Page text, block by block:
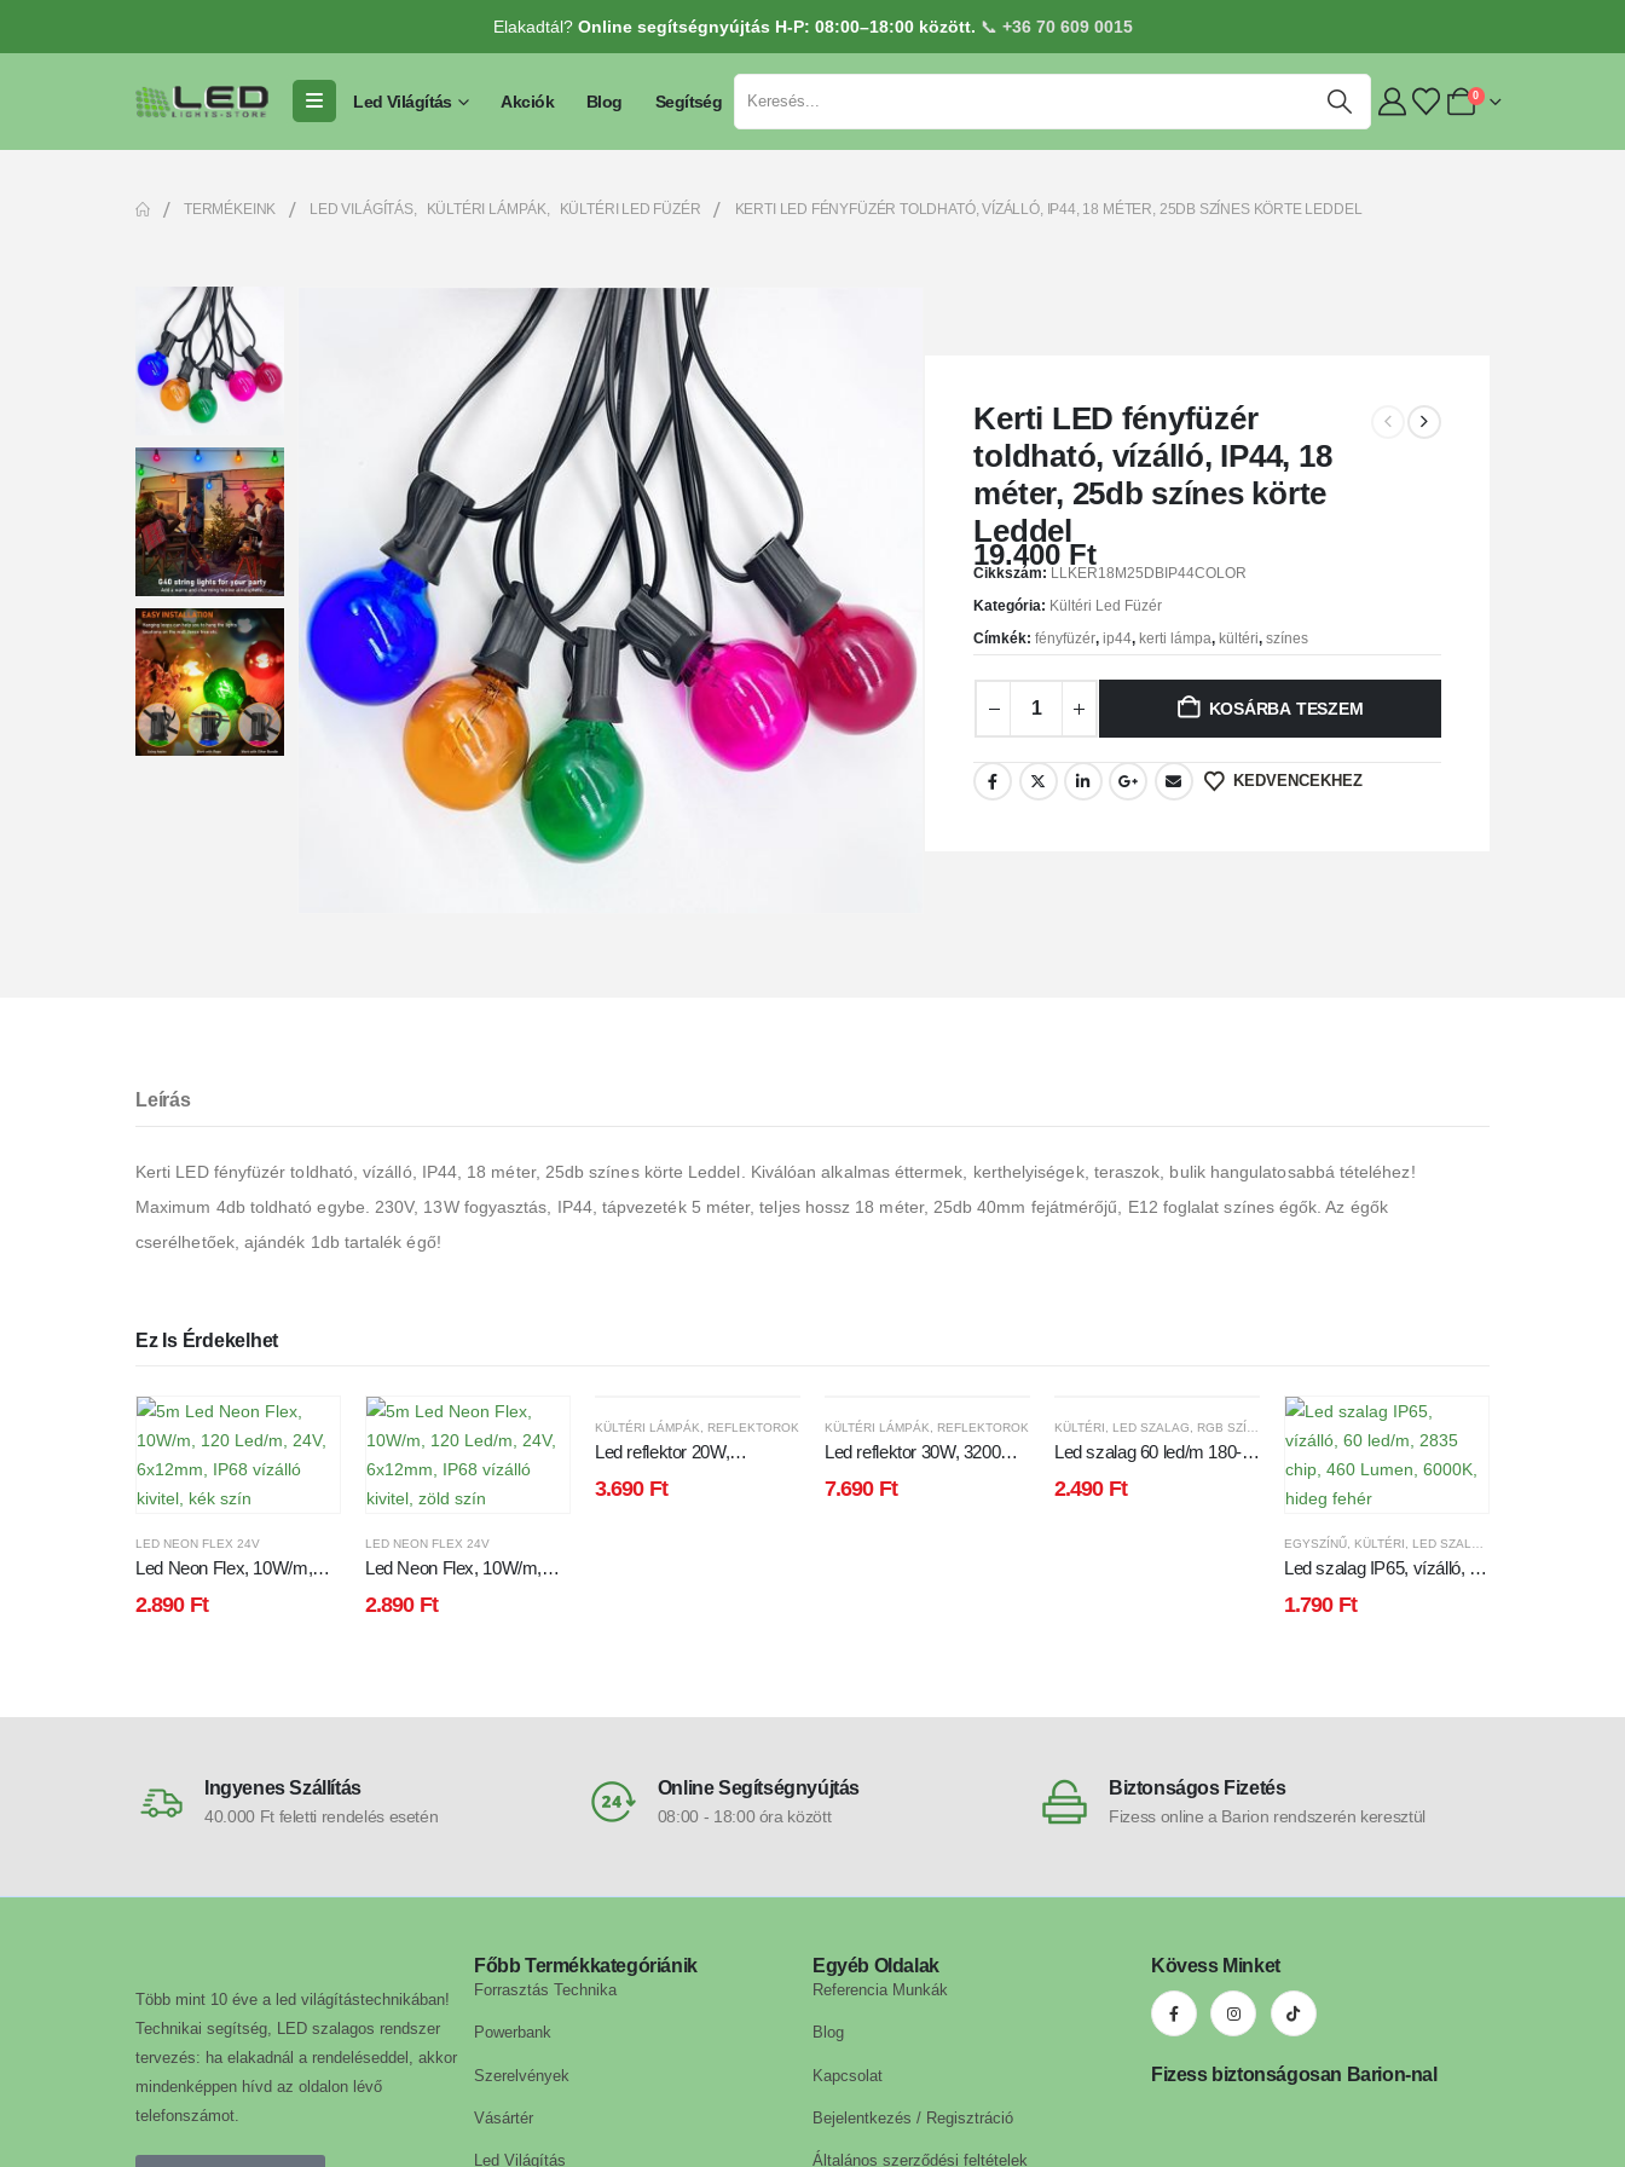
Elakadtál? Online segítségnyújtás H-P: 08:00–18:00 között. 📞 +36 70 609 0015
Led Világítás Akciók Blog Segítség 0
TERMÉKEINK LED VILÁGÍTÁS, KÜLTÉRI LÁMPÁK, KÜLTÉRI LED FÜZÉR KERTI LED FÉNYFÜZÉR TOLDHATÓ, VÍZÁLLÓ, IP44, 18 MÉTER, 25DB SZÍNES KÖRTE LEDDEL
Kerti LED fényfüzér
toldható, vízálló, IP44, 18
méter, 25db színes körte
Leddel
19.400 Ft
Cikkszám: LLKER18M25DBIP44COLOR
Kategória: Kültéri Led Füzér
Címkék:fényfüzér,ip44, kerti lámpa, kültéri,színes
KOSÁRBA TESZEM
KEDVENCEKHEZ
Leírás
Kerti LED fényfüzér toldható, vízálló, IP44, 18 méter, 25db színes körte Leddel. Kiválóan alkalmas éttermek, kerthelyiségek, teraszok, bulik hangulatosabbá tételéhez!
Maximum 4db toldható egybe. 230V, 13W fogyasztás, IP44, tápvezeték 5 méter, teljes hossz 18 méter, 25db 40mm fejátmérőjű, E12 foglalat színes égők. Az égők
cserélhetőek, ajándék 1db tartalék égő!
Ez Is Érdekelhet
LED NEON FLEX 24V
Led Neon Flex, 10W/m,
IP68 vízálló kivitel, kék szín
2.890 Ft
LED NEON FLEX 24V
Led Neon Flex, 10W/m,
IP68 vízálló kivitel, zöld
2.890 Ft
KÜLTÉRI LÁMPÁK REFLEKTOROK
Led reflektor 20W,
hideg fehér.
3.690 Ft
KÜLTÉRI LÁMPÁK REFLEKTOROK
Led reflektor 30W, 3200
mozgásérzékelővel, IP65,
7.690 Ft
KÜLTÉRI LED SZALAG RGB SZÍNES
Led szalag 60 led/m 180-
IP65 Vízálló
2.490 Ft
EGYSZÍNŰ, KÜLTÉRI LED SZALAG
Led szalag IP65, vízálló, 60
Lumen, 6000K, hideg fehér
1.790 Ft
Ingyenes Szállítás
40.000 Ft feletti rendelés esetén
Online Segítségnyújtás
08:00 - 18:00 óra között
Biztonságos Fizetés
Fizess online a Barion rendszerén keresztül
Több mint 10 éve a led világítástechnikában!
Technikai segítség, LED szalagos rendszer
tervezés: ha elakadnál a rendeléseddel, akkor
mindenképpen hívd az oldalon lévő
telefonszámot.
Főbb Termékkategóriánik
Forrasztás Technika
Powerbank
Szerelvények
Vásártér
Led Világítás
Egyéb Oldalak
Referencia Munkák
Blog
Kapcsolat
Bejelentkezés / Regisztráció
Általános szerződési feltételek
Kövess Minket
Fizess biztonságosan Barion-nal